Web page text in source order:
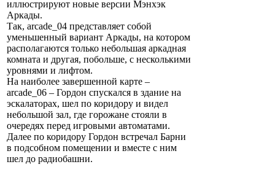
иллюстрируют новые версии Мэнхэк
Аркады.
Так, arcade_04 представляет собой
уменьшенный вариант Аркады, на котором
располагаются только небольшая аркадная
комната и другая, побольше, с несколькими
уровнями и лифтом.
На наиболее завершенной карте –
arcade_06 – Гордон спускался в здание на
эскалаторах, шел по коридору и видел
небольшой зал, где горожане стояли в
очередях перед игровыми автоматами.
Далее по коридору Гордон встречал Барни
в подсобном помещении и вместе с ним
шел до радиобашни.